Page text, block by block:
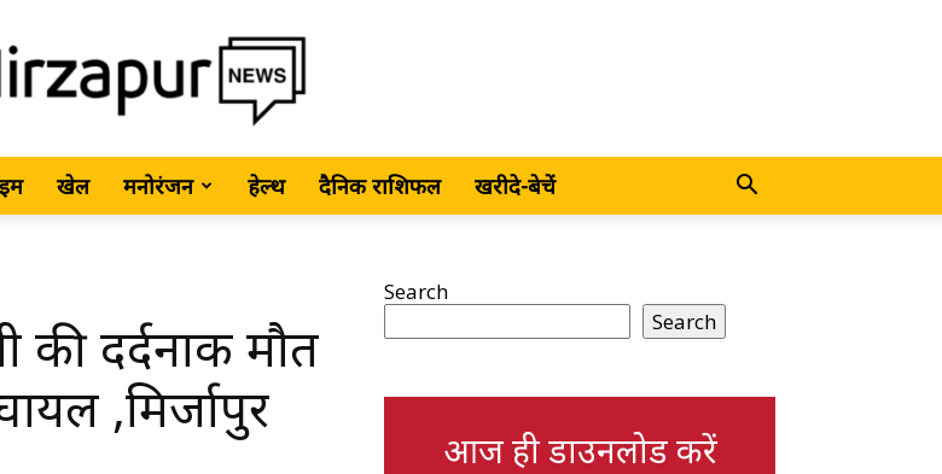
MirzapurNews.com
•
खेल मनोरंजन हेल्थ दैनिक राशिफल खरीदे-बेचें
दर्दनाक मौत
,मिर्जापुर
Search
Search
आज ही डाउनलोड करें